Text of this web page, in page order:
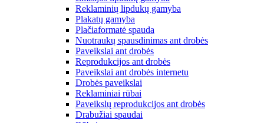
Reklaminių lipdukų gamyba
Plakatų gamyba
Plačiaformatė spauda
Nuotraukų spausdinimas ant drobės
Paveikslai ant drobės
Reprodukcijos ant drobės
Paveikslai ant drobės internetu
Drobės paveikslai
Reklaminiai rūbai
Paveikslų reprodukcijos ant drobės
Drabužiai spaudai